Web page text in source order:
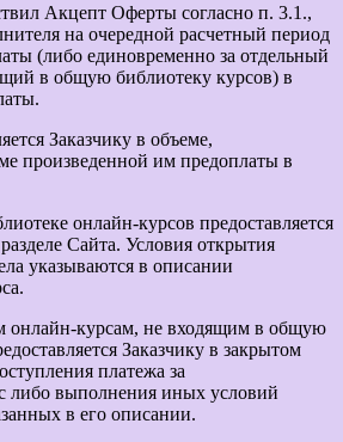
Акцепт Оферты согласно п. 3.1.,
на очередной расчетный период
(либо единовременно за отдельный
в общую библиотеку курсов) в
Заказчику в объеме,
произведенной им предоплаты в
онлайн-курсов предоставляется
Сайта. Условия открытия
указываются в описании
онлайн-курсам, не входящим в общую
Заказчику в закрытом
платежа за
либо выполнения иных условий
в его описании.